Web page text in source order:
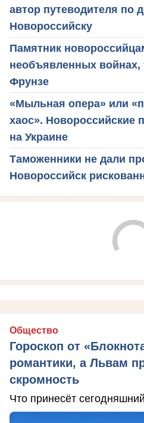
автор путеводителя по
Новороссийску
Памятник
необъявленных войнах,
Фрунзе
«Мыльная опера» или
хаос». Новороссийские
на Украине
Таможенники не дали
Новороссийск
Общество
Гороскоп от
романтики, а Львам
скромность
Что принесёт